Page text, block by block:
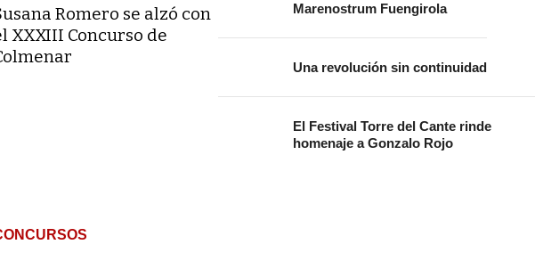
Romero se alzó con
XXXIII Concurso de
Marenostrum Fuengirola
Una revolución sin continuidad
El Festival Torre del Cante rinde
homenaje a Gonzalo Rojo